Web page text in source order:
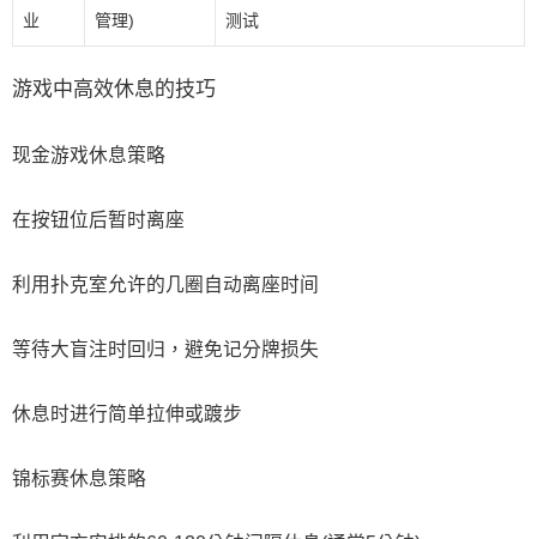
业
管理)
测试
游戏中高效休息的技巧
现金游戏休息策略
在按钮位后暂时离座
利用扑克室允许的几圈自动离座时间
等待大盲注时回归，避免记分牌损失
休息时进行简单拉伸或踱步
锦标赛休息策略